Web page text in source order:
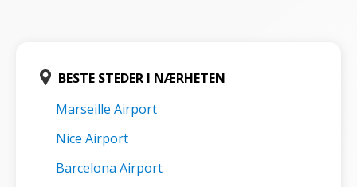
BESTE STEDER I NÆRHETEN
Marseille Airport
Nice Airport
Barcelona Airport